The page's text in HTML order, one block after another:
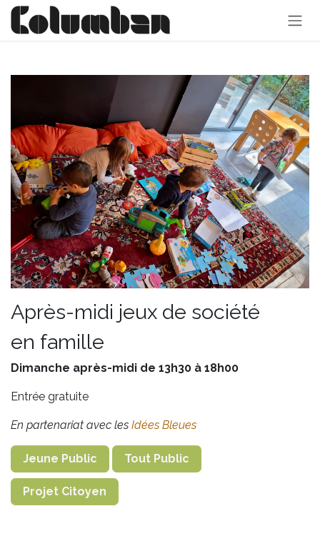
Se rendre au contenu
Après-midi jeux de société
en famille
Dimanche après-midi de 13h30 à 18h00
Entrée gratuite
En partenariat avec les Idées Bleues
Jeune Public Tout Public
Projet Citoyen